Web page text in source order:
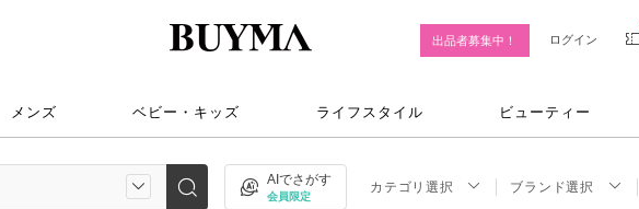
出品者募集中！ ログイン
メンズ ベビー・キッズ ライフスタイル ビューティー
AIでさがす
会員限定
カテゴリ選択 ブランド選択